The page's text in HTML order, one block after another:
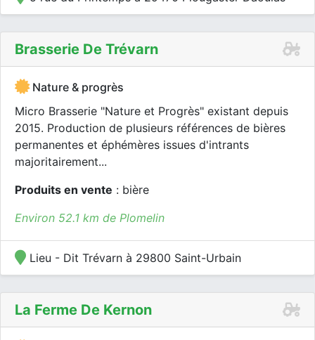
Brasserie De Trévarn
Nature & progrès
Micro Brasserie "Nature et Progrès" existant depuis
2015. Production de plusieurs références de bières
permanentes et éphémères issues d'intrants
majoritairement...
Produits en vente : bière
Environ 52.1 km de Plomelin
Lieu - Dit Trévarn à 29800 Saint-Urbain
La Ferme De Kernon